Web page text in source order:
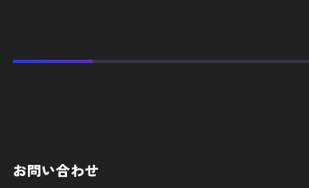
お問い合わせ